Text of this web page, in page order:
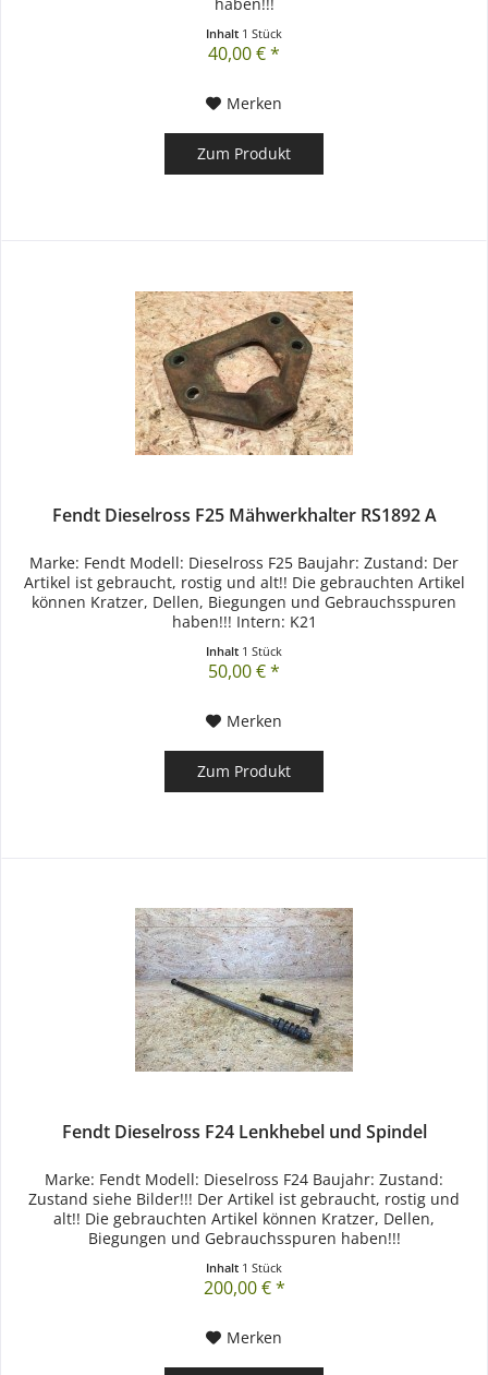
haben!!!
Inhalt 1 Stück
40,00 € *
Merken
Zum Produkt
Fendt Dieselross F25 Mähwerkhalter RS1892 A
Marke: Fendt Modell: Dieselross F25 Baujahr: Zustand: Der
Artikel ist gebraucht, rostig und alt!! Die gebrauchten Artikel
können Kratzer, Dellen, Biegungen und Gebrauchsspuren
haben!!! Intern: K21
Inhalt 1 Stück
50,00 € *
Merken
Zum Produkt
Fendt Dieselross F24 Lenkhebel und Spindel
Marke: Fendt Modell: Dieselross F24 Baujahr: Zustand:
Zustand siehe Bilder!!! Der Artikel ist gebraucht, rostig und
alt!! Die gebrauchten Artikel können Kratzer, Dellen,
Biegungen und Gebrauchsspuren haben!!!
Inhalt 1 Stück
200,00 € *
Merken